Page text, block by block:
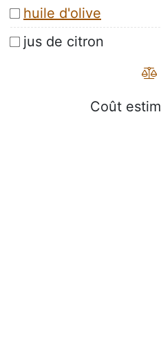
huile d'olive
jus de citron
Coût